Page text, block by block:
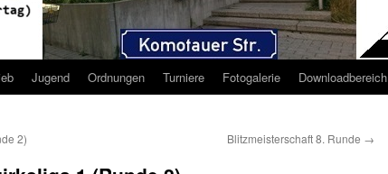
Jugend Ordnungen Turniere Fotogalerie Downloadbereich
2) Blitzmeisterschaft 8. Runde →